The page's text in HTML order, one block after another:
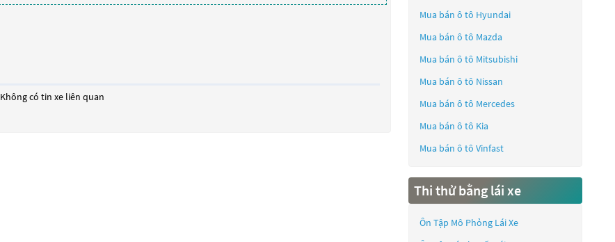
Không có tin xe liên quan
Mua bán ô tô Hyundai
Mua bán ô tô Mazda
Mua bán ô tô Mitsubishi
Mua bán ô tô Nissan
Mua bán ô tô Mercedes
Mua bán ô tô Kia
Mua bán ô tô Vinfast
Thi thử bằng lái xe
Ôn Tập Mô Phỏng Lái Xe